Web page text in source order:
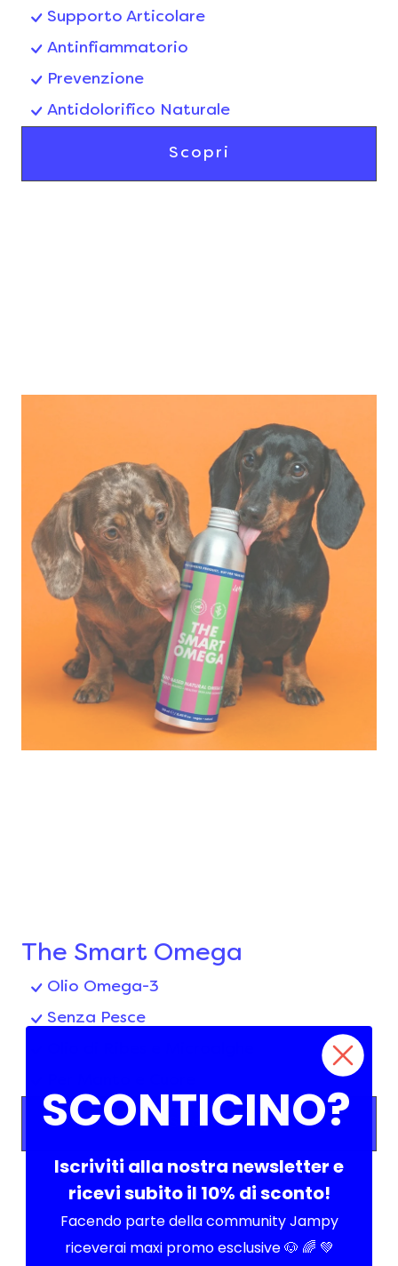
Supporto Articolare
Antinfiammatorio
Prevenzione
Antidolorifico Naturale
Scopri
The Smart Omega
Olio Omega-3
Senza Pesce
Scopri
SCONTICINO?
Iscriviti alla nostra newsletter e
ricevi subito il 10% di sconto!
Facendo parte della community Jampy
riceverai maxi promo esclusive 🐶 🌈 💚